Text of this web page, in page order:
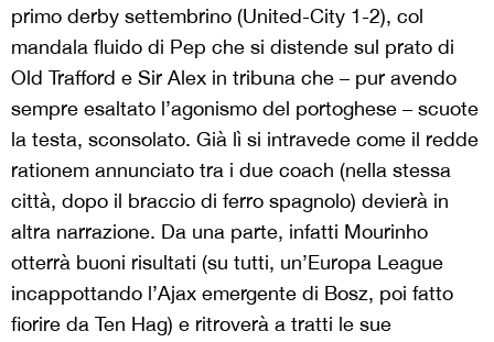
primo derby settembrino (United-City 1-2), col
mandala fluido di Pep che si distende sul prato di
Old Trafford e Sir Alex in tribuna che – pur avendo
sempre esaltato l’agonismo del portoghese – scuote
la testa, sconsolato. Già lì si intravede come il redde
rationem annunciato tra i due coach (nella stessa
città, dopo il braccio di ferro spagnolo) devierà in
altra narrazione. Da una parte, infatti Mourinho
otterrà buoni risultati (su tutti, un’Europa League
incappottando l’Ajax emergente di Bosz, poi fatto
fiorire da Ten Hag) e ritroverà a tratti le sue